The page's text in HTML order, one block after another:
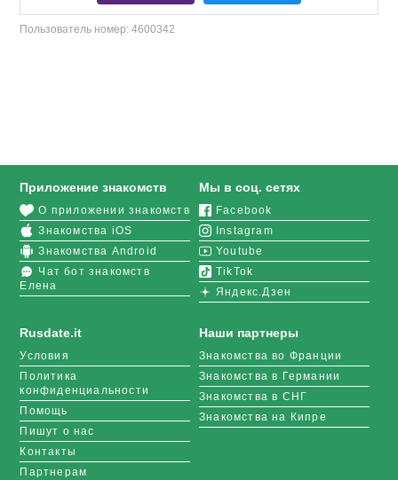
Пользователь номер:4600342
Rusdate.it
Условия
Политика
конфиденциальности
Помощь
Пишут о нас
Контакты
Партнерам
Приложение знакомств
О приложении знакомств
Знакомства iOS
Знакомства Android
Чат бот знакомств
Елена
Мы в соц. сетях
Facebook
Instagram
Youtube
TikTok
Яндекс.Дзен
Наши партнеры
Знакомства во Франции
Знакомства в Германии
Знакомства в СНГ
Знакомства на Кипре